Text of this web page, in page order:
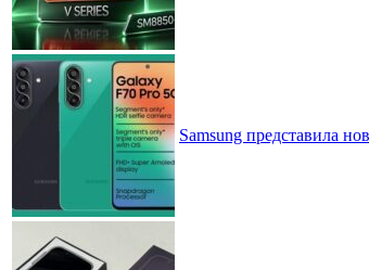
Samsung представила